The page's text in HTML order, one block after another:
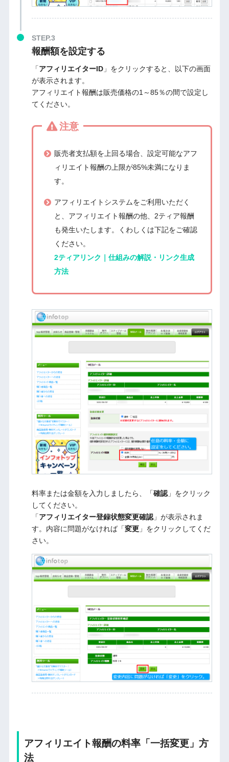
STEP.3
報酬額を設定する
「アフィリエイターID」をクリックすると、以下の画面
が表示されます。
アフィリエイト報酬は販売価格の1～85％の間で設定し
てください。
注意
販売者支払額を上回る場合、設定可能なアフ
ィリエイト報酬の上限が85%未満になりま
す。
アフィリエイトシステムをご利用いただく
と、アフィリエイト報酬の他、2ティア報酬
も発生いたします。くわしくは下記をご確認
ください。
2ティアリンク｜仕組みの解説・リンク生成
方法
料率または金額を入力しましたら、「確認」をクリック
してください。
「アフィリエイター登録状態変更確認」が表示されま
す。内容に問題がなければ「変更」をクリックしてくだ
さい。
アフィリエイト報酬の料率「一括変更」方
法